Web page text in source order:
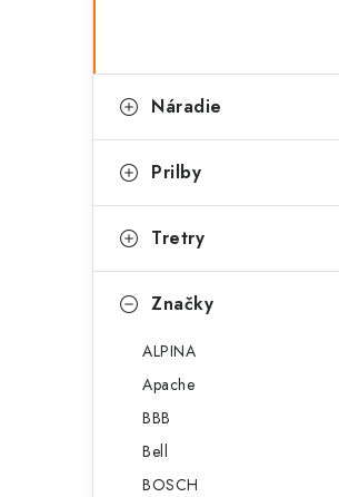
Náradie
Prilby
Tretry
Značky
ALPINA
Apache
BBB
Bell
BOSCH